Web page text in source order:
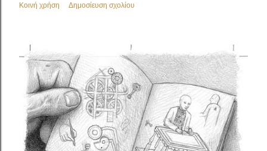
Κοινή χρήση Δημοσίευση σχολίου